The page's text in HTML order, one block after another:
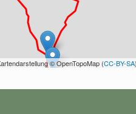
© OpenTopoMap (CC-BY-SA